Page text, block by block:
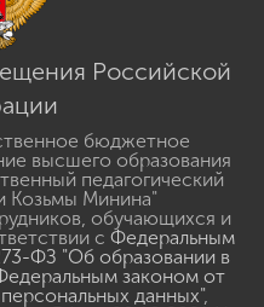
Российской
бюджетное
высшего образования
педагогический
Козьмы Минина"
обучающихся и
с Федеральным
ФЗ "Об образовании в
законом от
данных",